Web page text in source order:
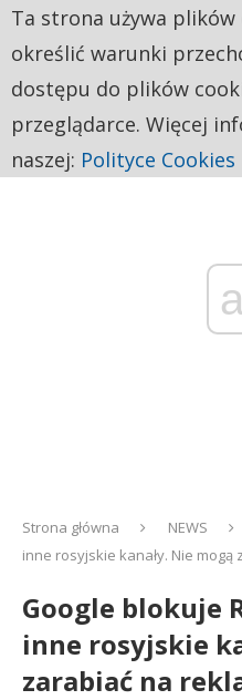
Strona główna NEWS
inne rosyjskie kanały. Nie
Google blokuje
inne rosyjskie
zarabiać na
Ta strona używa plików
określić warunki
dostępu do plików
przeglądarce. Więcej
naszej: Polityce Cookies